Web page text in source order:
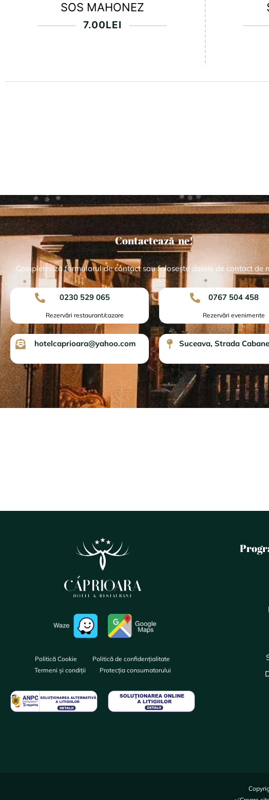
SOS MAHONEZ
7.00LEI
Contactează-ne!
Completează formularul de contact sau folosește datele de contact de
0230 529 065
Rezervări restaurant/cazare
0767 504 458
Rezervări evenimente
hotelcaprioara@yahoo.com Suceava, Strada
Politică Cookie
Politică de confidențialitate
Termeni și condiții
Protecția consumatorului